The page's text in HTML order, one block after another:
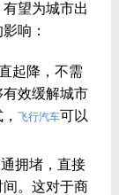
望为城市出
响：
起降，不需
效缓解城市
飞行汽车可以
拥堵，直接
。这对于商